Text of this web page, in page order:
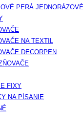
PERÁ JEDNORÁZOVÉ
NA TEXTIL
DECORPEN
FIXY
NA PÍSANIE